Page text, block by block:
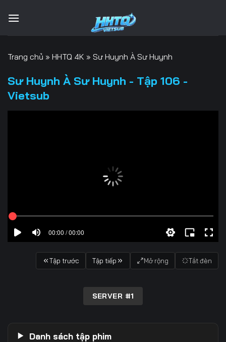
qua
Trang chủ » HHTQ 4K » Sư Huynh À Sư Huynh
Sư Huynh À Sư Huynh - Tập 106 -
Vietsub
00:00 / 00:00
Tập trước Tập tiếp Mở rộng Tắt đèn
SERVER #1
Danh sách tập phim